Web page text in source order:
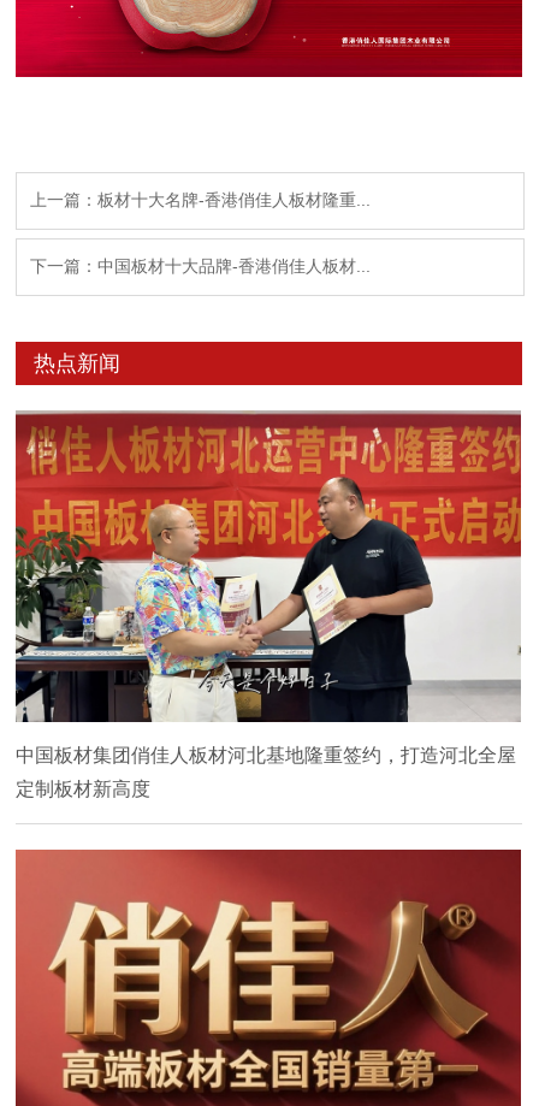
上一篇：板材十大名牌-香港俏佳人板材隆重...
下一篇：中国板材十大品牌-香港俏佳人板材...
热点新闻
中国板材集团俏佳人板材河北基地隆重签约，打造河北全屋
定制板材新高度